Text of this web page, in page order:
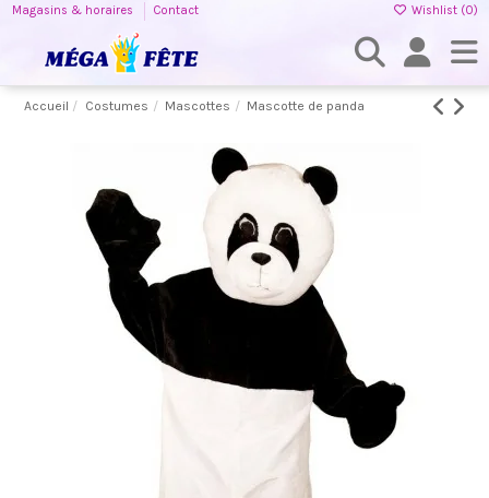
Magasins & horaires Contact Wishlist (0)
Accueil Costumes Mascottes Mascotte de panda